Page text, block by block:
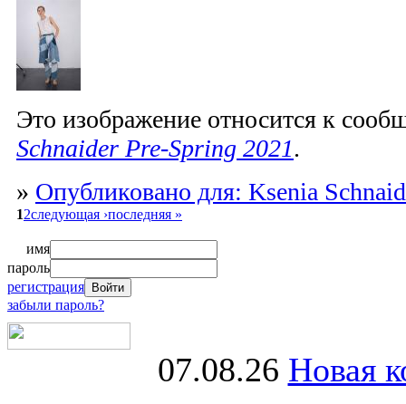
Это изображение относится к
Schnaider Pre-Spring 2021.
» Опубликовано для: Ksenia
12следующая ›последняя »
имя
пароль
регистрация
забыли пароль?
07.08.26 Новая